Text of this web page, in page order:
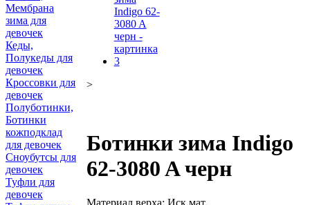
>
Ботинки зима Indigo
62-3080 A черн
Материал верха: Иск.мат.
Мембрана
зима для
девочек
Кеды,
Полукеды для
девочек
Кроссовки для
девочек
Полуботинки,
Ботинки
кожподклад
для девочек
Сноубутсы для
девочек
Туфли для
девочек